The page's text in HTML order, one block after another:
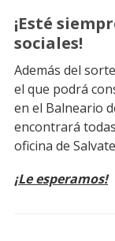
¡Esté
sociales!
Además del
el que podrá
en el Balneario
encontrará
oficina de
¡Le esperamos!